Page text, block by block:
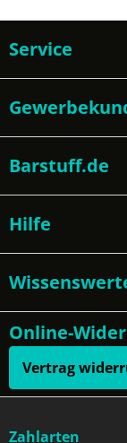
Service
Barstuff.de
Hilfe
Online-
Vertrag
Zahlarten